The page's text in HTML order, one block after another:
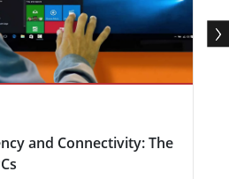
and Connectivity: The